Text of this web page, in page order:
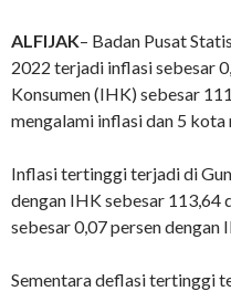
ALFIJAK– Badan Pusat
2022 terjadi inflasi sebesar
Konsumen (IHK) sebesar
mengalami inflasi dan 5 kota
Inflasi tertinggi terjadi di
dengan IHK sebesar 113,64
sebesar 0,07 persen dengan
Sementara deflasi tertinggi